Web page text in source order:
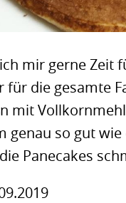
mir gerne Zeit
für die gesamte
mit
so gut wie
Panecakes